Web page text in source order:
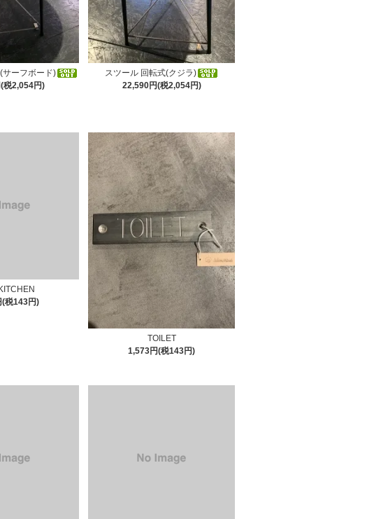
ーフボード)
税2,054円)
スツール 回転式(クジラ)
22,590円(税2,054円)
(税143円)
TOILET
1,573円(税143円)